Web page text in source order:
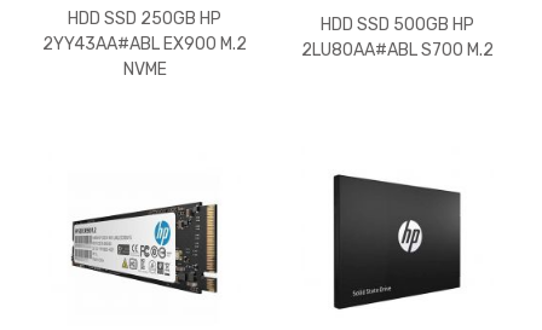
HDD SSD 250GB HP
2YY43AA#ABL EX900 M.2
NVME
HDD SSD 500GB HP
2LU80AA#ABL S700 M.2